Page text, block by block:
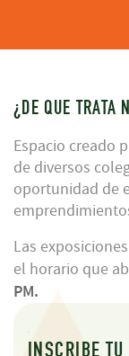
¿DE QUE TRATA
Espacio creado
de diversos
oportunidad de
Las
el horario que
PM.
INSCRIBE TU